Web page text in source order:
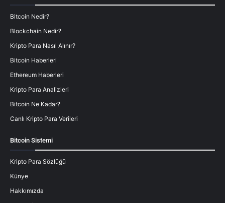
Bitcoin Nedir?
Blockchain Nedir?
Kripto Para Nasıl Alınır?
Bitcoin Haberleri
Ethereum Haberleri
Kripto Para Analizleri
Bitcoin Ne Kadar?
Canlı Kripto Para Verileri
Bitcoin Sistemi
Kripto Para Sözlüğü
Künye
Hakkımızda